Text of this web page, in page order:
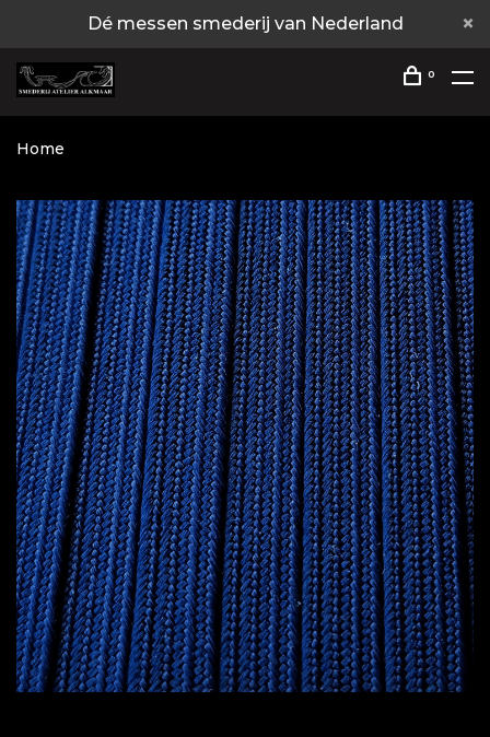
Dé messen smederij van Nederland
0
Home